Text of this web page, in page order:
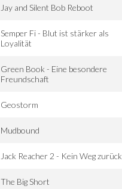
Jay and Silent Bob Reboot
Semper Fi - Blut ist stärker als
Loyalität
Green Book - Eine besondere
Freundschaft
Geostorm
Mudbound
Jack Reacher 2 - Kein Weg zurück
The Big Short